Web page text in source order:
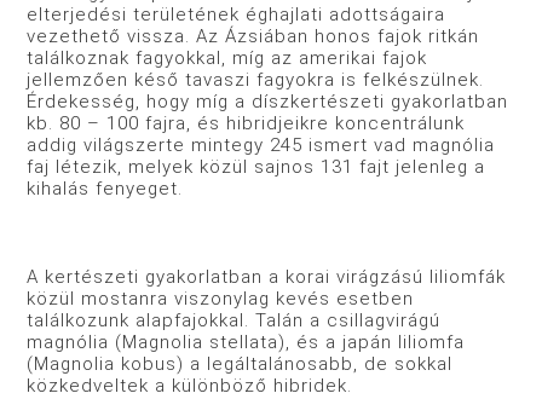
elterjedési területének éghajlati adottságaira
vezethető vissza. Az Ázsiában honos fajok ritkán
találkoznak fagyokkal, míg az amerikai fajok
jellemzően késő tavaszi fagyokra is felkészülnek.
Érdekesség, hogy míg a díszkertészeti gyakorlatban
kb. 80 – 100 fajra, és hibridjeikre koncentrálunk
addig világszerte mintegy 245 ismert vad magnólia
faj létezik, melyek közül sajnos 131 fajt jelenleg a
kihalás fenyeget.
A kertészeti gyakorlatban a korai virágzású liliomfák
közül mostanra viszonylag kevés esetben
találkozunk alapfajokkal. Talán a csillagvirágú
magnólia (Magnolia stellata), és a japán liliomfa
(Magnolia kobus) a legáltalánosabb, de sokkal
közkedveltek a különböző hibridek.